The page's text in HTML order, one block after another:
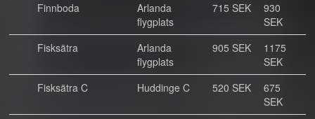
Finnboda
Arlanda
flygplats
715 SEK
930
SEK
Fisksätra
Arlanda
flygplats
905 SEK
1175
SEK
Fisksätra C
Huddinge C 520 SEK
675
SEK